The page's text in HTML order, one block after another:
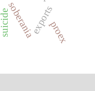
soberania
suicide exportsproex